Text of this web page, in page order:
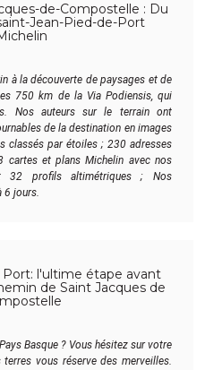
de-Compostelle : Du
Jean-Pied-de-Port
à la découverte de paysages et de
750 km de la Via Podiensis, qui
Nos auteurs sur le terrain ont
de la destination en images
classés par étoiles ; 230 adresses
et plans Michelin avec nos
32 profils altimétriques ; Nos
6 jours.
Port: l'ultime étape avant
de Saint Jacques de
Basque ? Vous hésitez sur votre
vous réserve des merveilles.